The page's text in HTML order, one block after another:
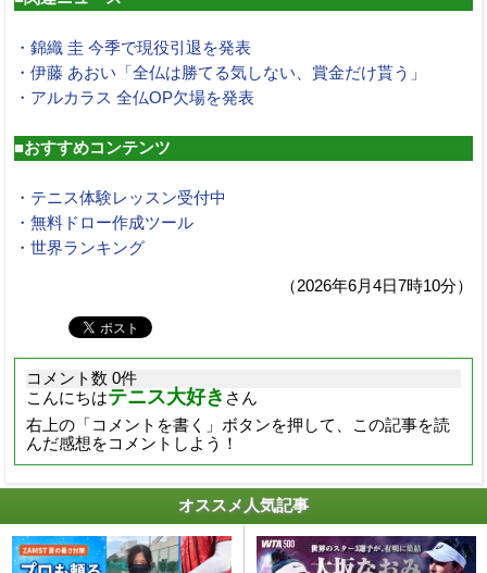
・錦織 圭 今季で現役引退を発表
・伊藤 あおい「全仏は勝てる気しない、賞金だけ貰う」
・アルカラス 全仏OP欠場を発表
■おすすめコンテンツ
・テニス体験レッスン受付中
・無料ドロー作成ツール
・世界ランキング
（2026年6月4日7時10分）
コメント数 0件
こんにちはテニス大好き さん
右上の「コメントを書く」ボタンを押して、この記事を読
んだ感想をコメントしよう！
オススメ人気記事